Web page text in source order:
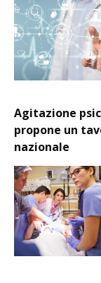
Agitazione
propone un
nazionale